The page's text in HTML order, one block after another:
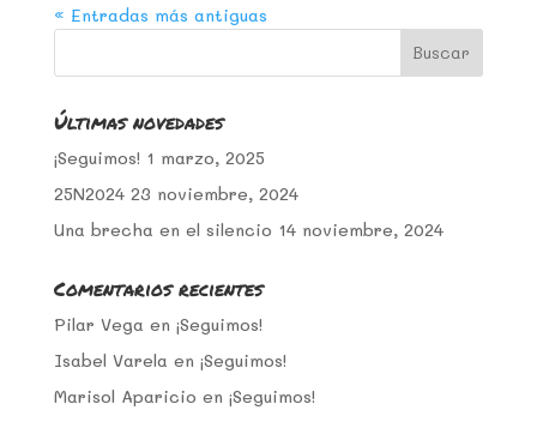
« Entradas más antiguas
Últimas novedades
¡Seguimos! 1 marzo, 2025
25N2024 23 noviembre, 2024
Una brecha en el silencio 14 noviembre, 2024
Comentarios recientes
Pilar Vega en ¡Seguimos!
Isabel Varela en ¡Seguimos!
Marisol Aparicio en ¡Seguimos!